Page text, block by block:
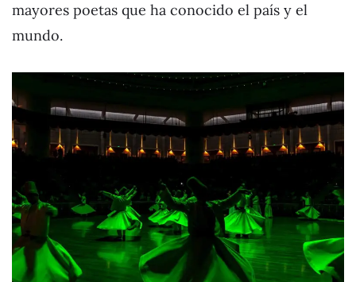
mayores poetas que ha conocido el país y el
mundo.